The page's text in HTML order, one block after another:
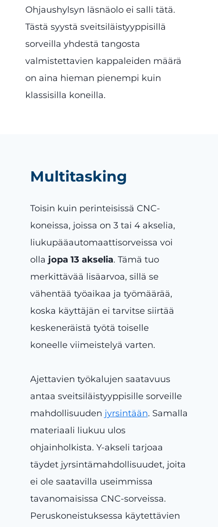
Ohjaushylsyn läsnäolo ei salli tätä.
Tästä syystä sveitsiläistyyppisillä
sorveilla yhdestä tangosta
valmistettavien kappaleiden määrä
on aina hieman pienempi kuin
klassisilla koneilla.
Multitasking
Toisin kuin perinteisissä CNC-
koneissa, joissa on 3 tai 4 akselia,
liukupääautomaattisorveissa voi
olla jopa 13 akselia. Tämä tuo
merkittävää lisäarvoa, sillä se
vähentää työaikaa ja työmäärää,
koska käyttäjän ei tarvitse siirtää
keskeneräistä työtä toiselle
koneelle viimeistelyä varten.
Ajettavien työkalujen saatavuus
antaa sveitsiläistyyppisille sorveille
mahdollisuuden jyrsintään. Samalla
materiaali liukuu ulos
ohjainholkista. Y-akseli tarjoaa
täydet jyrsintämahdollisuudet, joita
ei ole saatavilla useimmissa
tavanomaisissa CNC-sorveissa.
Peruskoneistuksessa käytettävien